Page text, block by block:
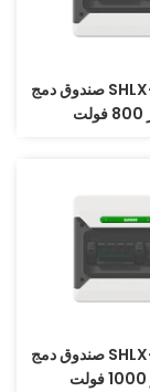
صندوق دمج SHLX-PV 1/1 لتيار
صندوق دمج SHLX-PV 1/1 لتيار